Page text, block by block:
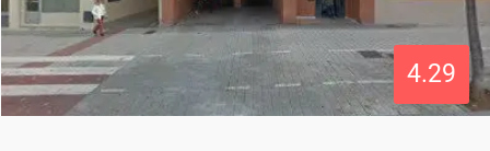
4.29